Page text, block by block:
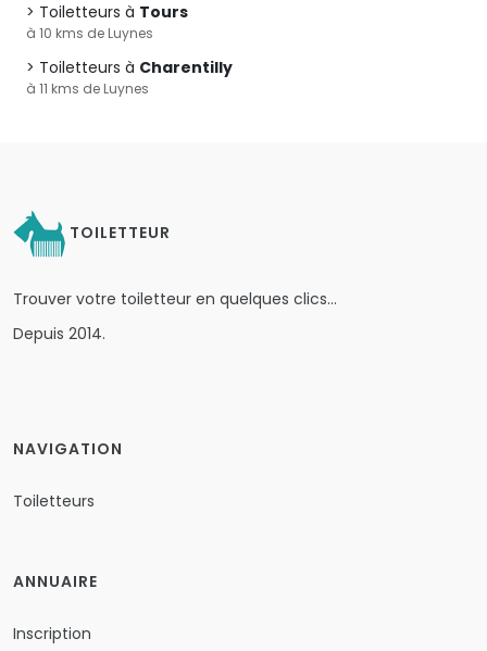
Toiletteurs à Tours
à 10 kms de Luynes
Toiletteurs à Charentilly
à 11 kms de Luynes
TOILETTEUR
Trouver votre toiletteur en quelques clics…
Depuis 2014.
NAVIGATION
Toiletteurs
ANNUAIRE
Inscription